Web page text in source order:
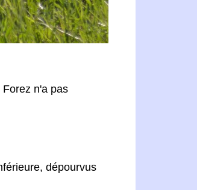
n'a pas
dépourvus